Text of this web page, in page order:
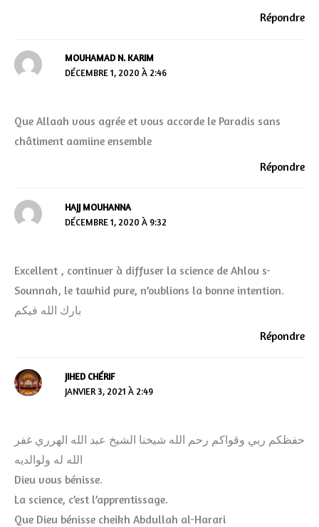
Répondre
MOUHAMAD N. KARIM
DÉCEMBRE 1, 2020 À 2:46
Que Allaah vous agrée et vous accorde le Paradis sans
châtiment aamiine ensemble
Répondre
HAJJ MOUHANNA
DÉCEMBRE 1, 2020 À 9:32
Excellent , continuer à diffuser la science de Ahlou s-
Sounnah, le tawhid pure, n’oublions la bonne intention.
بارك الله فيكم
Répondre
JIHED CHÉRIF
JANVIER 3, 2021 À 2:49
حفظكم ربي وقواكم رحم الله شيخنا الشيخ عبد الله الهرري غفر
الله له ولوالديه
Dieu vous bénisse.
La science, c’est l’apprentissage.
Que Dieu bénisse cheikh Abdullah al-Harari